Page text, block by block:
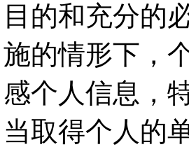
目的和充分的
施的情形下，
感个人信息，
当取得个人的